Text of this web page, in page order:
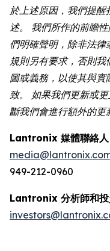
於上述原因，我們提
述。 我們所作的前瞻
們明確聲明，除非法
規則另有要求，否則
圖或義務，以使其與
致。 如果我們更新或
斷我們會進行額外的更
Lantronix 媒體聯絡人
949-212-0960
Lantronix 分析師和投